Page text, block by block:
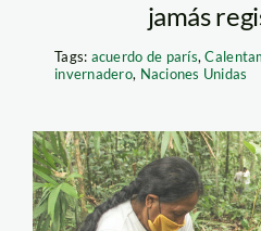
jamás
Tags: acuerdo de parís,
invernadero, Naciones Unidas